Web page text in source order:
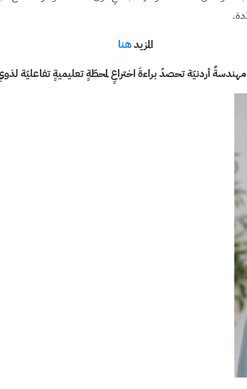
المزيدهنا
أردنيّة تحصدُ براءةَ اختراعٍ لمحطّةٍ تعليميةٍ تفاعليّة